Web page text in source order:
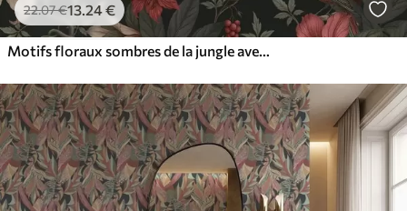
22.07€13.24€
Motifs floraux sombres de la jungle avec des oiseaux et des papillons